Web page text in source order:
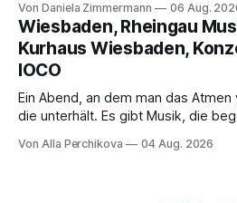
psychologische Tiefe mit starken
einem spielfreudigen Ensemble
überzeugenden Gesamtleistung.
Von Daniela Zimmermann 06 Aug.
Wiesbaden, Rheingau
Kurhaus Wiesbaden,
IOCO
Ein Abend, an dem man das Atmen vergisst.
die unterhält. Es gibt Musik, die
Genau so war der Abend im
Von Alla Perchikova 04 Aug. 2026